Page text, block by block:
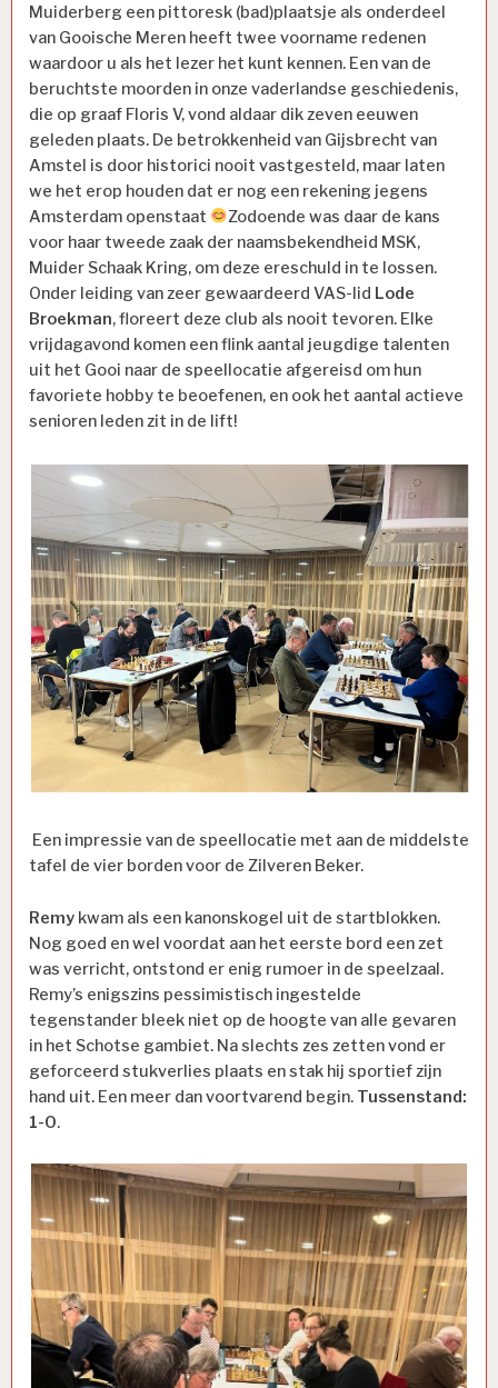
Muiderberg een pittoresk (bad)plaatsje als onderdeel
van Gooische Meren heeft twee voorname redenen
waardoor u als het lezer het kunt kennen. Een van de
beruchtste moorden in onze vaderlandse geschiedenis,
die op graaf Floris V, vond aldaar dik zeven eeuwen
geleden plaats. De betrokkenheid van Gijsbrecht van
Amstel is door historici nooit vastgesteld, maar laten
we het erop houden dat er nog een rekening jegens
Amsterdam openstaat
Zodoende was daar de kans
voor haar tweede zaak der naamsbekendheid MSK,
Muider Schaak Kring, om deze ereschuld in te lossen.
Onder leiding van zeer gewaardeerd VAS-lid Lode
Broekman, floreert deze club als nooit tevoren. Elke
vrijdagavond komen een flink aantal jeugdige talenten
uit het Gooi naar de speellocatie afgereisd om hun
favoriete hobby te beoefenen, en ook het aantal actieve
senioren leden zit in de lift!
Een impressie van de speellocatie met aan de middelste
tafel de vier borden voor de Zilveren Beker.
Remy kwam als een kanonskogel uit de startblokken.
Nog goed en wel voordat aan het eerste bord een zet
was verricht, ontstond er enig rumoer in de speelzaal.
Remy’s enigszins pessimistisch ingestelde
tegenstander bleek niet op de hoogte van alle gevaren
in het Schotse gambiet. Na slechts zes zetten vond er
geforceerd stukverlies plaats en stak hij sportief zijn
hand uit. Een meer dan voortvarend begin. Tussenstand:
1-0.